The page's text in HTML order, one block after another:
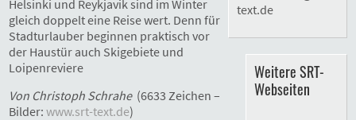
Helsinki und Reykjavik sind im Winter
gleich doppelt eine Reise wert. Denn für
Stadturlauber beginnen praktisch vor
der Haustür auch Skigebiete und
Loipenreviere
Von Christoph Schrahe (6633 Zeichen –
Bilder: www.srt-text.de)
text.de
Weitere SRT-
Webseiten